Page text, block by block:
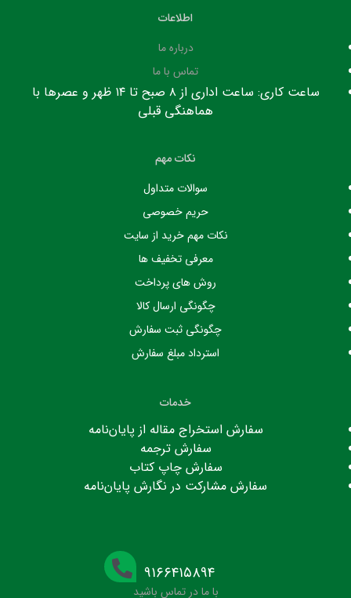
اطلاعات
درباره ما
تماس با ما
ساعت کاری: ساعت اداری از ۸ صبح تا ۱۴ ظهر و عصرها با
هماهنگی قبلی
نکات مهم
سوالات متداول
حریم خصوصی
نکات مهم خرید از سایت
معرفی تخفیف ها
روش های پرداخت
چگونگی ارسال کالا
چگونگی ثبت سفارش
استرداد مبلغ سفارش
خدمات
سفارش استخراج مقاله از پایان‌نامه
سفارش ترجمه
سفارش چاپ کتاب
سفارش مشارکت در نگارش پایان‌نامه
۹۱۶۶۴۱۵۸۹۴
با ما در تماس باشید